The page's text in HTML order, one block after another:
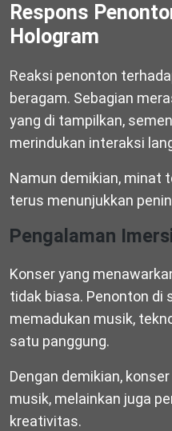
Respons
Hologram
Reaksi penonton
beragam. Sebagian
yang di tampilkan,
merindukan interaksi
Namun demikian, minat
terus menunjukkan
Pengalaman
Konser yang
tidak biasa. Penonton di
memadukan musik,
satu panggung.
Dengan demikian,
musik, melainkan juga
kreativitas.